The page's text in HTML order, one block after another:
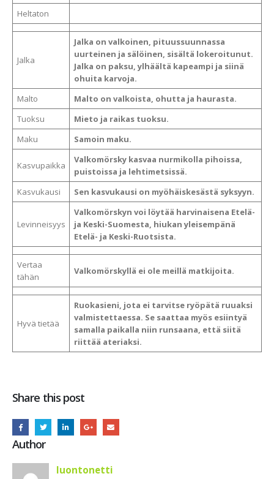
Heltaton
Jalka
Jalka on valkoinen, pituussuunnassa
uurteinen ja sälöinen, sisältä lokeroitunut.
Jalka on paksu, ylhäältä kapeampi ja siinä
ohuita karvoja.
Malto
Malto on valkoista, ohutta ja haurasta.
Tuoksu
Mieto ja raikas tuoksu.
Maku
Samoin maku.
Kasvupaikka
Valkomörsky kasvaa nurmikolla pihoissa,
puistoissa ja lehtimetsissä.
Kasvukausi
Sen kasvukausi on myöhäiskesästä syksyyn.
Levinneisyys
Valkomörskyn voi löytää harvinaisena Etelä-
ja Keski-Suomesta, hiukan yleisempänä
Etelä- ja Keski-Ruotsista.
Vertaa
tähän
Valkomörskyllä ei ole meillä matkijoita.
Hyvä tietää
Ruokasieni, jota ei tarvitse ryöpätä ruuaksi
valmistettaessa. Se saattaa myös esiintyä
samalla paikalla niin runsaana, että siitä
riittää ateriaksi.
Share this post
Author
luontonetti